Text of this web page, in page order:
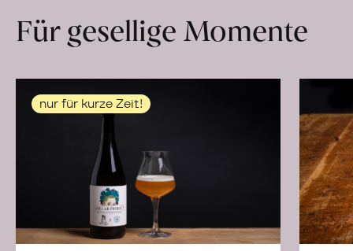
Für gesellige Momente
nur für kurze Zeit!